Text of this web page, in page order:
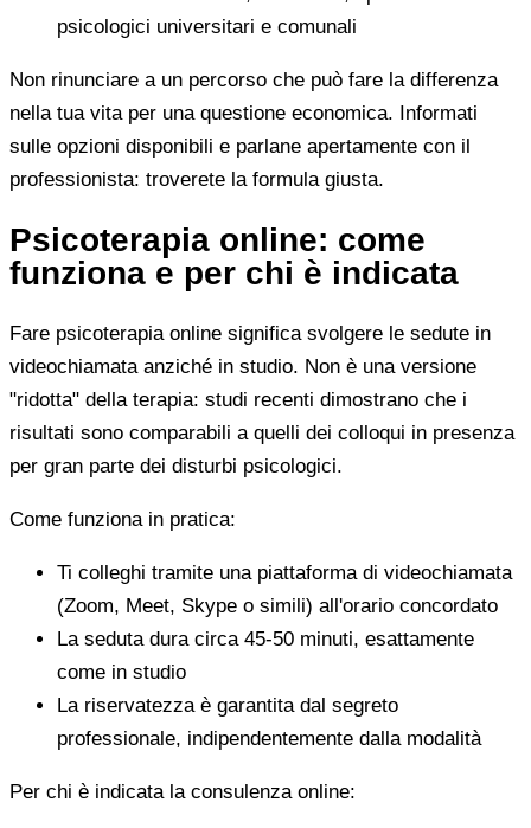
psicologici universitari e comunali
Non rinunciare a un percorso che può fare la differenza
nella tua vita per una questione economica. Informati
sulle opzioni disponibili e parlane apertamente con il
professionista: troverete la formula giusta.
Psicoterapia online: come
funziona e per chi è indicata
Fare psicoterapia online significa svolgere le sedute in
videochiamata anziché in studio. Non è una versione
"ridotta" della terapia: studi recenti dimostrano che i
risultati sono comparabili a quelli dei colloqui in presenza
per gran parte dei disturbi psicologici.
Come funziona in pratica:
Ti colleghi tramite una piattaforma di videochiamata
(Zoom, Meet, Skype o simili) all'orario concordato
La seduta dura circa 45-50 minuti, esattamente
come in studio
La riservatezza è garantita dal segreto
professionale, indipendentemente dalla modalità
Per chi è indicata la consulenza online: